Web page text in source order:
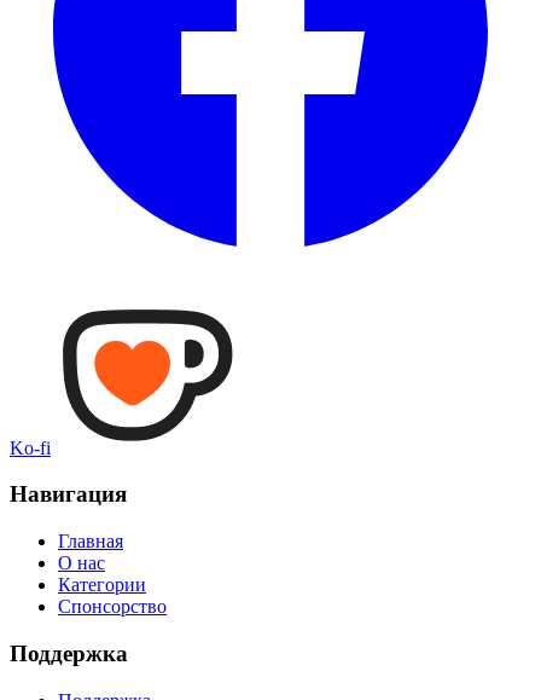
Ko-fi
Навигация
Главная
О нас
Категории
Спонсорство
Поддержка